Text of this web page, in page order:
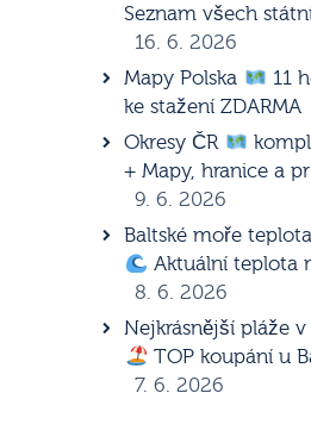
Seznam všech
16. 6. 2026
Mapy Polska
11
ke stažení ZDARMA
Okresy ČR
+ Mapy, hranice a
9. 6. 2026
Baltské moře
Aktuální teplota
8. 6. 2026
Nejkrásnější pláže
TOP koupání u
7. 6. 2026